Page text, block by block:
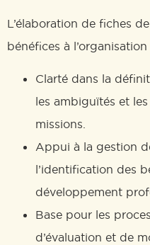
L’élaboration de fiches
bénéfices à l’organisation
Clarté dans la
les ambiguïtés et
missions.
Appui à la gestion
l’identification des
développement
Base pour les
d’évaluation et de